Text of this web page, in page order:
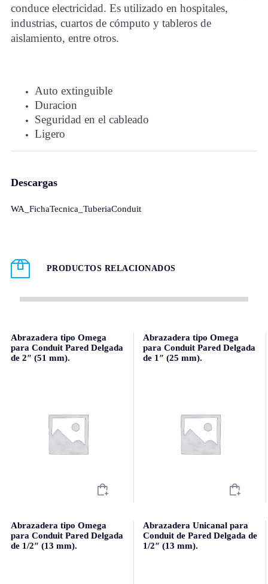
conduce electricidad. Es utilizado en hospitales,
industrias, cuartos de cómputo y tableros de
aislamiento, entre otros.
Auto extinguible
Duracion
Seguridad en el cableado
Ligero
Descargas
WA_FichaTecnica_TuberiaConduit
PRODUCTOS RELACIONADOS
Abrazadera tipo Omega
para Conduit Pared Delgada
de 2″ (51 mm).
Abrazadera tipo Omega
para Conduit Pared Delgada
de 1″ (25 mm).
Abrazadera tipo Omega
para Conduit Pared Delgada
de 1/2″ (13 mm).
Abrazadera Unicanal para
Conduit de Pared Delgada de
1/2″ (13 mm).